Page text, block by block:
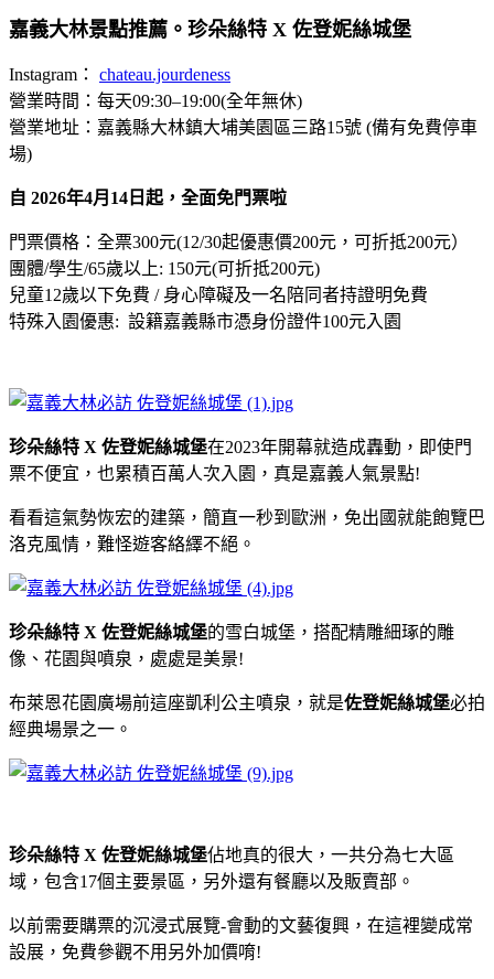
嘉義大林景點推薦。珍朵絲特 X 佐登妮絲城堡
Instagram： chateau.jourdeness
營業時間：每天09:30–19:00(全年無休)
營業地址：嘉義縣大林鎮大埔美園區三路15號 (備有免費停車
場)
自 2026年4月14日起，全面免門票啦
門票價格：全票300元(12/30起優惠價200元，可折抵200元）
團體/學生/65歲以上: 150元(可折抵200元)
兒童12歲以下免費 / 身心障礙及一名陪同者持證明免費
特殊入園優惠: 設籍嘉義縣市憑身份證件100元入園
珍朵絲特 X 佐登妮絲城堡在2023年開幕就造成轟動，即使門
票不便宜，也累積百萬人次入園，真是嘉義人氣景點!
看看這氣勢恢宏的建築，簡直一秒到歐洲，免出國就能飽覽巴
洛克風情，難怪遊客絡繹不絕。
珍朵絲特 X 佐登妮絲城堡的雪白城堡，搭配精雕細琢的雕
像、花園與噴泉，處處是美景!
布萊恩花園廣場前這座凱利公主噴泉，就是佐登妮絲城堡必拍
經典場景之一。
珍朵絲特 X 佐登妮絲城堡佔地真的很大，一共分為七大區
域，包含17個主要景區，另外還有餐廳以及販賣部。
以前需要購票的沉浸式展覽-會動的文藝復興，在這裡變成常
設展，免費參觀不用另外加價唷!